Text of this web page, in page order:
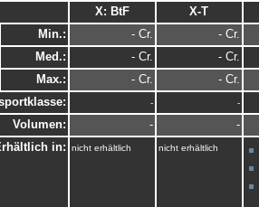
X: BtF
X-T
Min.: - Cr. - Cr.
Med.:
- Cr. - Cr.
Max.:
- Cr. - Cr.
- -
Volumen: - -
in:
nicht erhältlich nicht erhältlich